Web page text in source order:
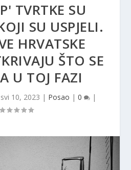
TVRTKE SU
SU USPJELI.
HRVATSKE
ŠTO SE
U TOJ FAZI
svi 10, 2023 | Posao | 0 |